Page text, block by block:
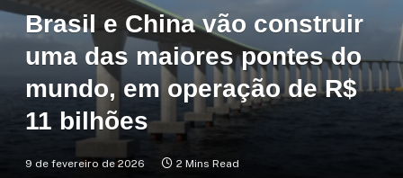
Brasil e China vão construir
uma das maiores pontes do
mundo, em operação de R$
11 bilhões
9 de fevereiro de 2026 2 Mins Read